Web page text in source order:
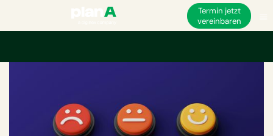
Termin jetzt
vereinbaren